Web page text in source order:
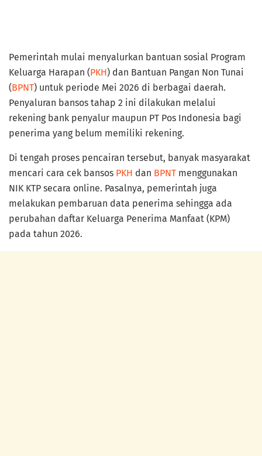
Pemerintah mulai menyalurkan bantuan sosial Program
Keluarga Harapan (PKH) dan Bantuan Pangan Non Tunai
(BPNT) untuk periode Mei 2026 di berbagai daerah.
Penyaluran bansos tahap 2 ini dilakukan melalui
rekening bank penyalur maupun PT Pos Indonesia bagi
penerima yang belum memiliki rekening.
Di tengah proses pencairan tersebut, banyak masyarakat
mencari cara cek bansos PKH dan BPNT menggunakan
NIK KTP secara online. Pasalnya, pemerintah juga
melakukan pembaruan data penerima sehingga ada
perubahan daftar Keluarga Penerima Manfaat (KPM)
pada tahun 2026.